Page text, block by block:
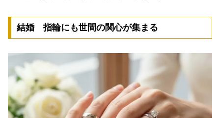
結婚 指輪にも世間の関心が集まる